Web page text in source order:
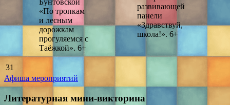
Бунтовской
«По тропкам
и лесным
дорожкам
прогуляемся с
Таёжкой». 6+
развивающей
панели
«Здравствуй,
школа!». 6+
31
Афиша мероприятий
Литературная мини-викторина